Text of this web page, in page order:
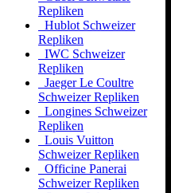
Repliken
Hublot Schweizer
Repliken
IWC Schweizer
Repliken
Jaeger Le Coultre
Schweizer Repliken
Longines Schweizer
Repliken
Louis Vuitton
Schweizer Repliken
Officine Panerai
Schweizer Repliken